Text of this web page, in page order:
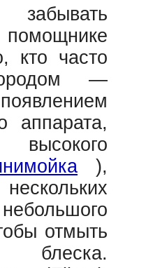
кто часто
—
аппарата,
),
отмыть